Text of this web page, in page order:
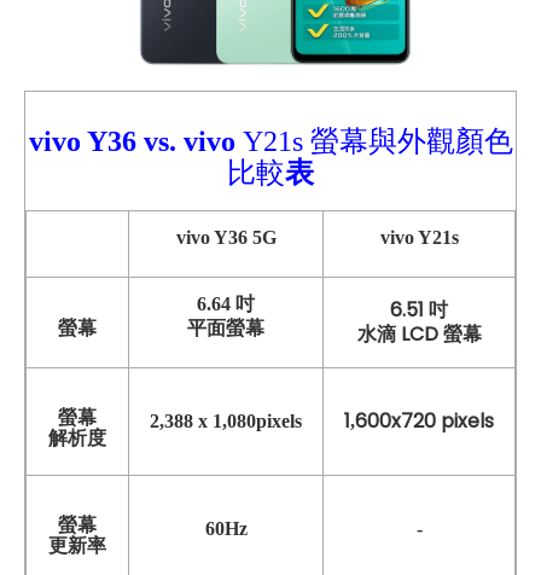
vivo Y36 vs. vivo Y21s 螢幕與外觀顏色
比較表
vivo Y36 5G vivo Y21s
螢幕
6.64 吋
平面螢幕
6.51 吋
水滴 LCD 螢幕
螢幕
解析度
2,388 x 1,080pixels 1,600x720 pixels
螢幕
更新率
60Hz -